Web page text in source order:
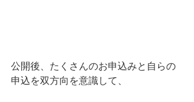
公開後、たくさんのお申込みと自らの
申込を双方向を意識して、